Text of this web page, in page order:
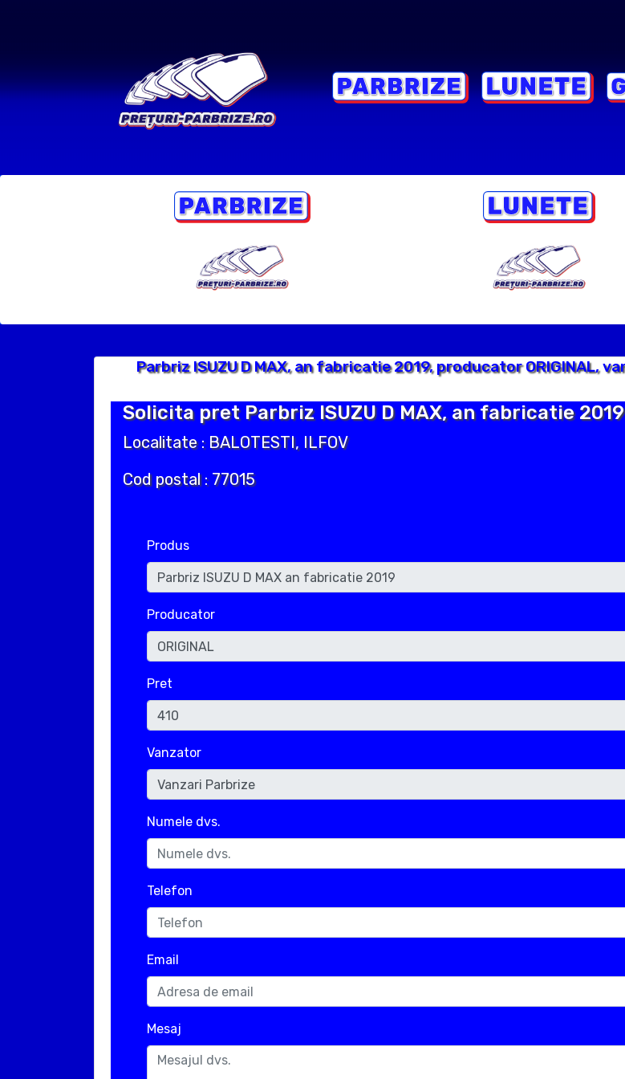
Parbriz ISUZU D MAX, an fabricatie 2019, producator ORIGINAL,
Solicita pret Parbriz ISUZU D MAX, an fabricatie 2019
Localitate : BALOTESTI, ILFOV
Cod postal : 77015
Produs
Producator
Pret
Vanzator
Numele dvs.
Telefon
Email
Mesaj